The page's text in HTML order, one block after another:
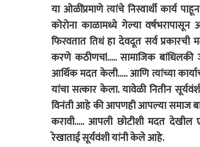
या ओळींप्रमाणे त्यांचे निस्वार्थी कार्य
कोरोना काळामध्ये गेल्या
फिरवतात तिथं हा देवदूत सर्व
करणे कठीणच!….. सामाजिक बांधिलकी
आर्थिक मदत केली….. आणि त्यांच्या
यांचा सत्कार केला. यावेळी नितीन
विनंती आहे की आपणही आपल्या समाज
करावी….. आपली छोटीशी मदत
रेखाताई सूर्यवंशी यांनी केले आहे.